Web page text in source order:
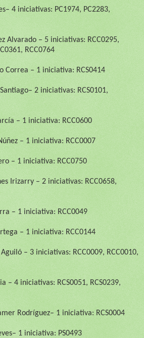
– 4 iniciativas: PC1974, PC2283,
Alvarado – 5 iniciativas: RCC0295,
RCC0764
Correa – 1 iniciativa: RCS0414
– 2 iniciativas: RCS0101,
– 1 iniciativa: RCC0600
– 1 iniciativa: RCC0007
– 1 iniciativa: RCC0750
Irizarry – 2 iniciativas: RCC0658,
– 1 iniciativa: RCC0049
– 1 iniciativa: RCC0144
– 3 iniciativas: RCC0009, RCC0010,
– 4 iniciativas: RCS0051, RCS0239,
Rodríguez– 1 iniciativa: RCS0004
– 1 iniciativa: PS0493